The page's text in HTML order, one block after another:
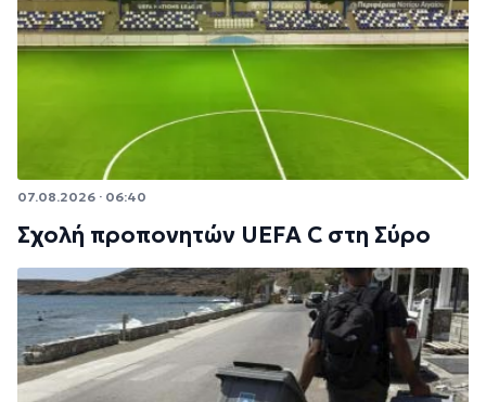
07.08.2026 · 06:40
Σχολή προπονητών UEFA C στη Σύρο